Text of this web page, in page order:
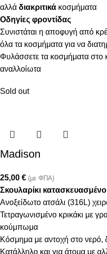
αλλά διακριτικά κοσμήματα
Οδηγίες φροντίδας
Συνιστάται η αποφυγή από
όλα τα κοσμήματα για να
Φυλάσσετε τα κοσμήματα στο
αναλλοίωτα
Sold out
Madison
25,00 € (με ΦΠΑ)
Σκουλαρίκι
Ανοξείδωτο ατσάλι (316L)
Τετραγωνισμένο κρικάκι με
κούμπωμα
Κόσμημα με αντοχή στο νερό,
Κατάλληλο και για άτομα με